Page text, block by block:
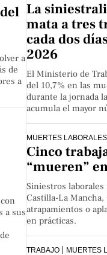
a
de
a
a sus
La
mata a tres
cada dos
2026
El Ministerio de
del 10,7% en las
durante la jornada
acumula el mayor
MUERTES LABORALES
Cinco
“mueren”
Siniestros laborales
Castilla-La Mancha,
atrapamientos o
en prácticas.
TRABAJO MUERTES